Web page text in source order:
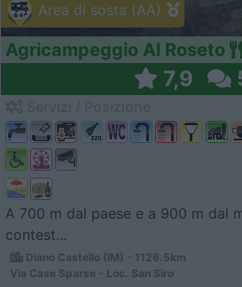
Area di sosta (AA)
Agricampeggio Al Roseto
7,9
A 700 m dal paese e a 900 m dal
contest...
Diano Castello (IM) - 1126.5km
Via Case Sparse - Loc. San Siro